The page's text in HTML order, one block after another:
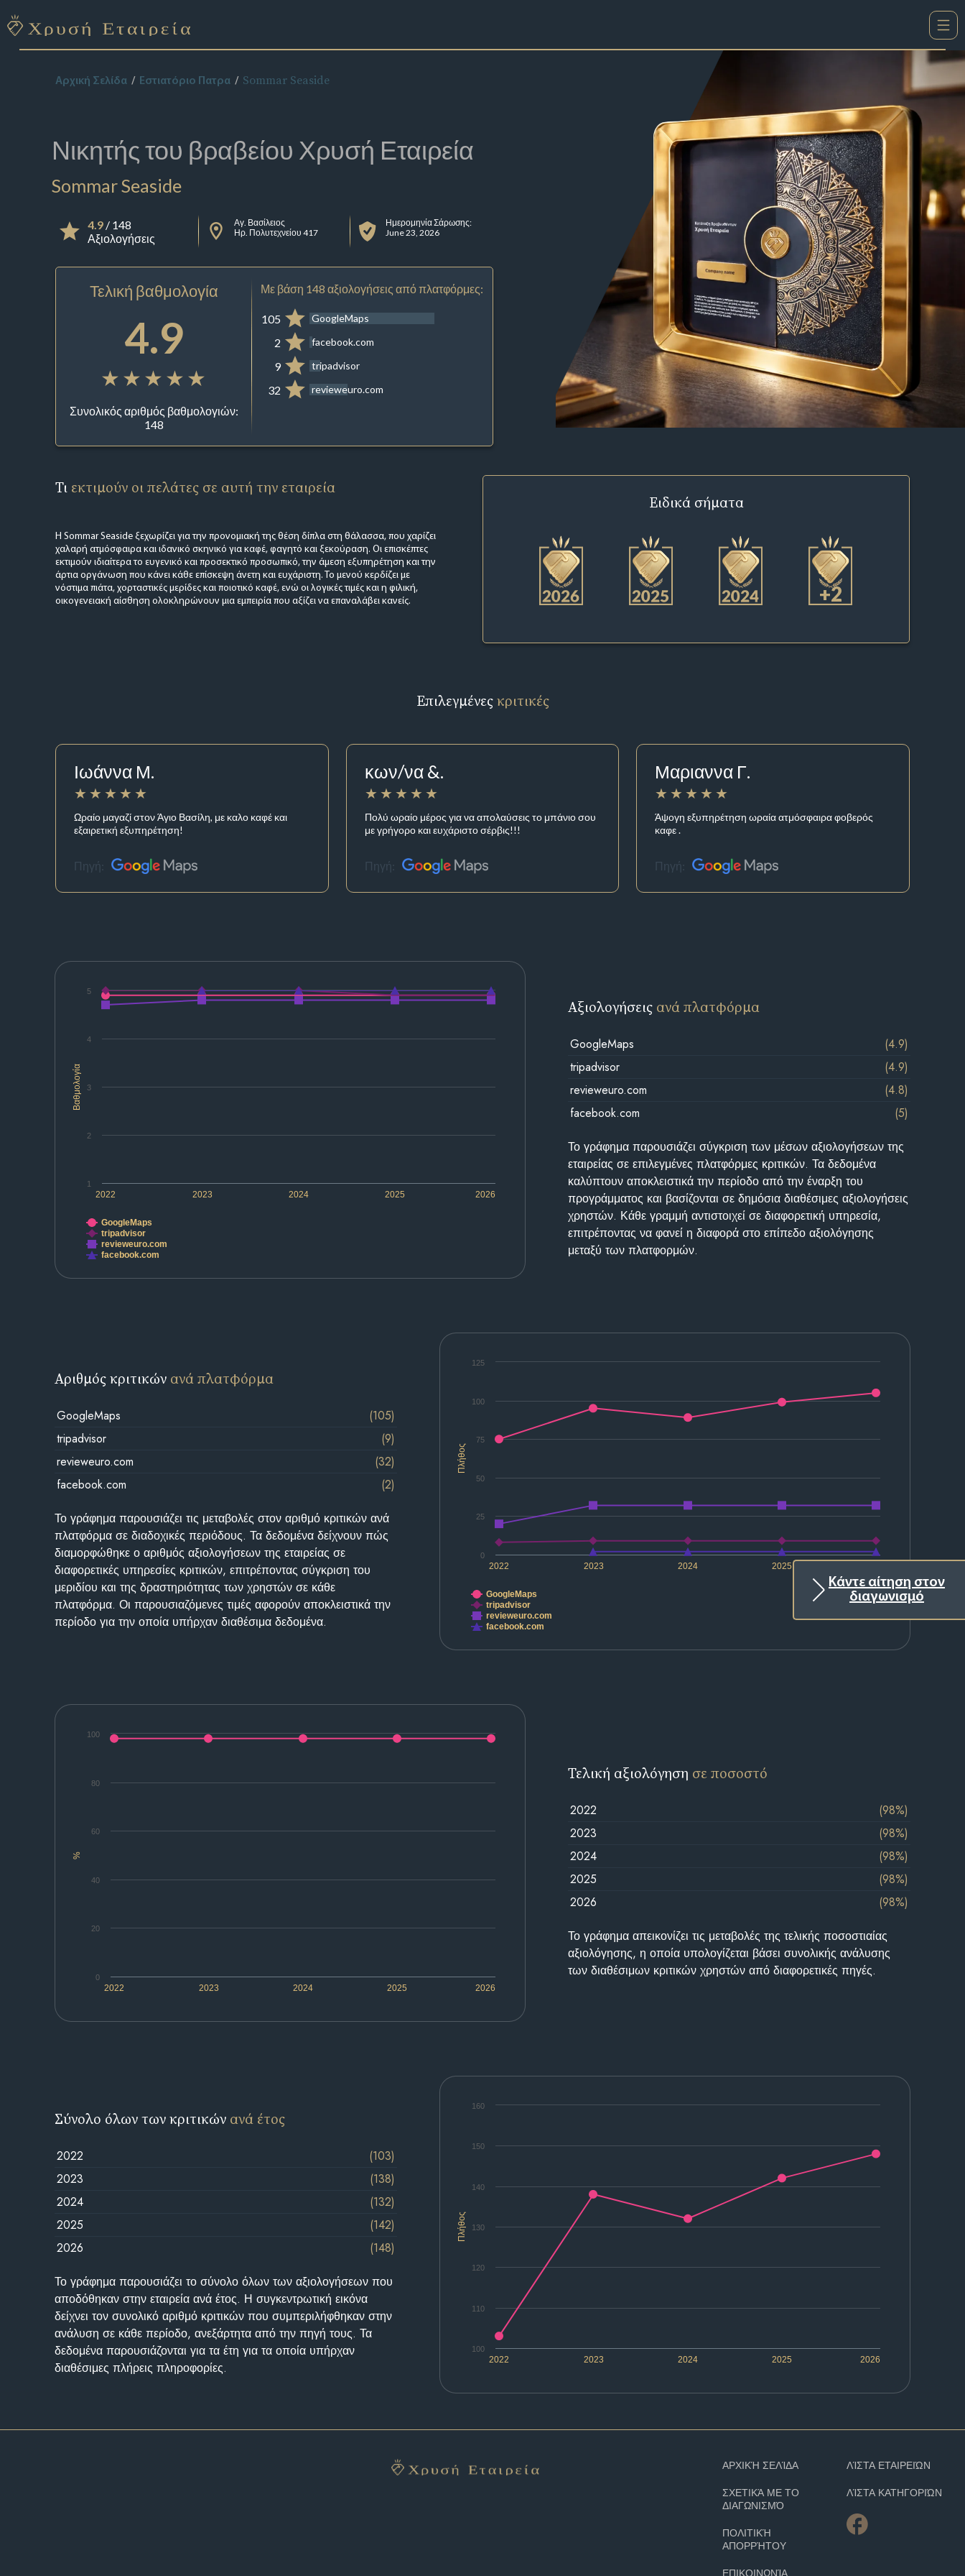
Κάντε αίτηση στον
διαγωνισμό
Αρχική Σελίδα Εστιατόριο Πατρα Sommar Seaside
Νικητής του βραβείου Χρυσή Εταιρεία
Sommar Seaside
4.9/ 148
Αξιολογήσεις
Αγ. Βασίλειος
Ηρ. Πολυτεχνείου 417
Ημερομηνία Σάρωσης:
June 23, 2026
Τελική βαθμολογία
4.9
Συνολικός αριθμός βαθμολογιών:
148
Με βάση 148 αξιολογήσεις από πλατφόρμες:
105 GoogleMaps
2 facebook.com
9 tripadvisor
32 revieweuro.com
Τι εκτιμούν οι πελάτες σε αυτή την εταιρεία
Η Sommar Seaside ξεχωρίζει για την προνομιακή της θέση δίπλα στη θάλασσα, που χαρίζει
χαλαρή ατμόσφαιρα και ιδανικό σκηνικό για καφέ, φαγητό και ξεκούραση. Οι επισκέπτες
εκτιμούν ιδιαίτερα το ευγενικό και προσεκτικό προσωπικό, την άμεση εξυπηρέτηση και την
άρτια οργάνωση που κάνει κάθε επίσκεψη άνετη και ευχάριστη. Το μενού κερδίζει με
νόστιμα πιάτα, χορταστικές μερίδες και ποιοτικό καφέ, ενώ οι λογικές τιμές και η φιλική,
οικογενειακή αίσθηση ολοκληρώνουν μια εμπειρία που αξίζει να επαναλάβει κανείς.
Ειδικά σήματα
+2
Επιλεγμένεςκριτικές
Ιωάννα Μ.
Ωραίο μαγαζί στον Άγιο Βασίλη, με καλο καφέ και
εξαιρετική εξυπηρέτηση!
Πηγή:
κων/να &.
Πολύ ωραίο μέρος για να απολαύσεις το μπάνιο σου
με γρήγορο και ευχάριστο σέρβις!!!
Πηγή:
Μαριαννα Γ.
Άψογη εξυπηρέτηση ωραία ατμόσφαιρα φοβερός
καφε .
Πηγή:
Βαθμολογία
2022 2023 2024 2025 2026
1
2
3
4
5
GoogleMaps
tripadvisor
revieweuro.com
facebook.com
Αξιολογήσεις ανά πλατφόρμα
GoogleMaps
(4.9)
tripadvisor
(4.9)
revieweuro.com
(4.8)
facebook.com
(5)
Το γράφημα παρουσιάζει σύγκριση των μέσων αξιολογήσεων της
εταιρείας σε επιλεγμένες πλατφόρμες κριτικών. Τα δεδομένα
καλύπτουν αποκλειστικά την περίοδο από την έναρξη του
προγράμματος και βασίζονται σε δημόσια διαθέσιμες αξιολογήσεις
χρηστών. Κάθε γραμμή αντιστοιχεί σε διαφορετική υπηρεσία,
επιτρέποντας να φανεί η διαφορά στο επίπεδο αξιολόγησης
μεταξύ των πλατφορμών.
Πλήθος
2022 2023 2024 2025
0
25
50
75
100
125
GoogleMaps
tripadvisor
revieweuro.com
facebook.com
Αριθμός κριτικών ανά πλατφόρμα
GoogleMaps
(105)
tripadvisor
(9)
revieweuro.com
(32)
facebook.com
(2)
Το γράφημα παρουσιάζει τις μεταβολές στον αριθμό κριτικών ανά
πλατφόρμα σε διαδοχικές περιόδους. Τα δεδομένα δείχνουν πώς
διαμορφώθηκε ο αριθμός αξιολογήσεων της εταιρείας σε
διαφορετικές υπηρεσίες κριτικών, επιτρέποντας σύγκριση του
μεριδίου και της δραστηριότητας των χρηστών σε κάθε
πλατφόρμα. Οι παρουσιαζόμενες τιμές αφορούν αποκλειστικά την
περίοδο για την οποία υπήρχαν διαθέσιμα δεδομένα.
%
2022 2023 2024 2025 2026
0
20
40
60
80
100
Τελική αξιολόγηση σε ποσοστό
2022
(98%)
2023
(98%)
2024
(98%)
2025
(98%)
2026
(98%)
Το γράφημα απεικονίζει τις μεταβολές της τελικής ποσοστιαίας
αξιολόγησης, η οποία υπολογίζεται βάσει συνολικής ανάλυσης
των διαθέσιμων κριτικών χρηστών από διαφορετικές πηγές.
Πλήθος
2022 2023 2024 2025 2026
100
110
120
130
140
150
160
Σύνολο όλων των κριτικών ανά έτος
2022
(103)
2023
(138)
2024
(132)
2025
(142)
2026
(148)
Το γράφημα παρουσιάζει το σύνολο όλων των αξιολογήσεων που
αποδόθηκαν στην εταιρεία ανά έτος. Η συγκεντρωτική εικόνα
δείχνει τον συνολικό αριθμό κριτικών που συμπεριλήφθηκαν στην
ανάλυση σε κάθε περίοδο, ανεξάρτητα από την πηγή τους. Τα
δεδομένα παρουσιάζονται για τα έτη για τα οποία υπήρχαν
διαθέσιμες πλήρεις πληροφορίες.
ΑΡΧΙΚΉ ΣΕΛΊΔΑ
ΣΧΕΤΙΚΆ ΜΕ ΤΟ
ΔΙΑΓΩΝΙΣΜΌ
ΠΟΛΙΤΙΚΉ
ΑΠΟΡΡΉΤΟΥ
ΛΊΣΤΑ ΕΤΑΙΡΕΙΏΝ
ΛΊΣΤΑ ΚΑΤΗΓΟΡΙΏΝ